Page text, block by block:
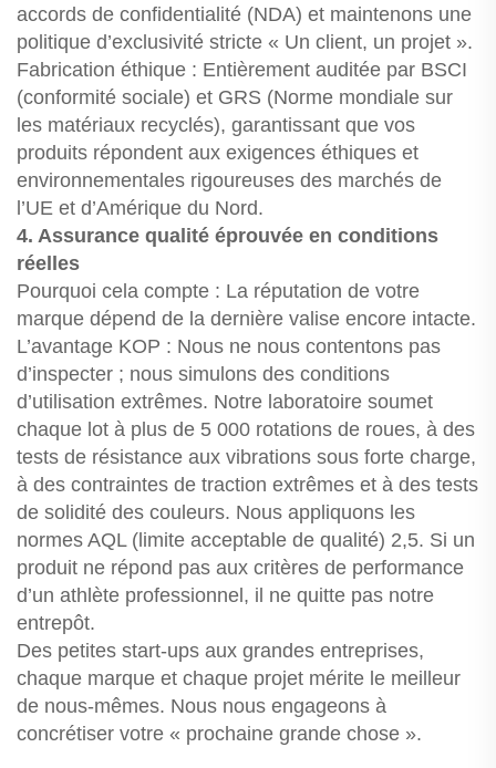
accords de confidentialité (NDA) et maintenons une
politique d’exclusivité stricte « Un client, un projet ».
Fabrication éthique : Entièrement auditée par BSCI
(conformité sociale) et GRS (Norme mondiale sur
les matériaux recyclés), garantissant que vos
produits répondent aux exigences éthiques et
environnementales rigoureuses des marchés de
l’UE et d’Amérique du Nord.
4. Assurance qualité éprouvée en conditions
réelles
Pourquoi cela compte : La réputation de votre
marque dépend de la dernière valise encore intacte.
L’avantage KOP : Nous ne nous contentons pas
d’inspecter ; nous simulons des conditions
d’utilisation extrêmes. Notre laboratoire soumet
chaque lot à plus de 5 000 rotations de roues, à des
tests de résistance aux vibrations sous forte charge,
à des contraintes de traction extrêmes et à des tests
de solidité des couleurs. Nous appliquons les
normes AQL (limite acceptable de qualité) 2,5. Si un
produit ne répond pas aux critères de performance
d’un athlète professionnel, il ne quitte pas notre
entrepôt.
Des petites start-ups aux grandes entreprises,
chaque marque et chaque projet mérite le meilleur
de nous-mêmes. Nous nous engageons à
concrétiser votre « prochaine grande chose ».